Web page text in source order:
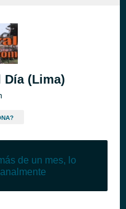
Día (Lima)
de un mes, lo